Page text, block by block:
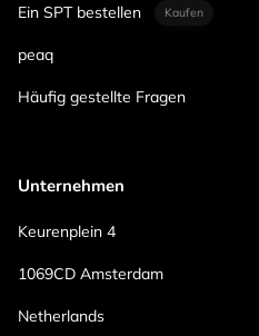
Ein SPT bestellen Kaufen
peaq
Häufig gestellte Fragen
Unternehmen
Keurenplein 4
1069CD Amsterdam
Netherlands